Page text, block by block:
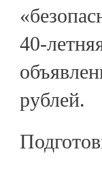
40-
рублей.